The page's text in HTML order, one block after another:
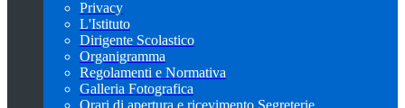
Privacy
L'Istituto
Dirigente Scolastico
Organigramma
Regolamenti e Normativa
Galleria Fotografica